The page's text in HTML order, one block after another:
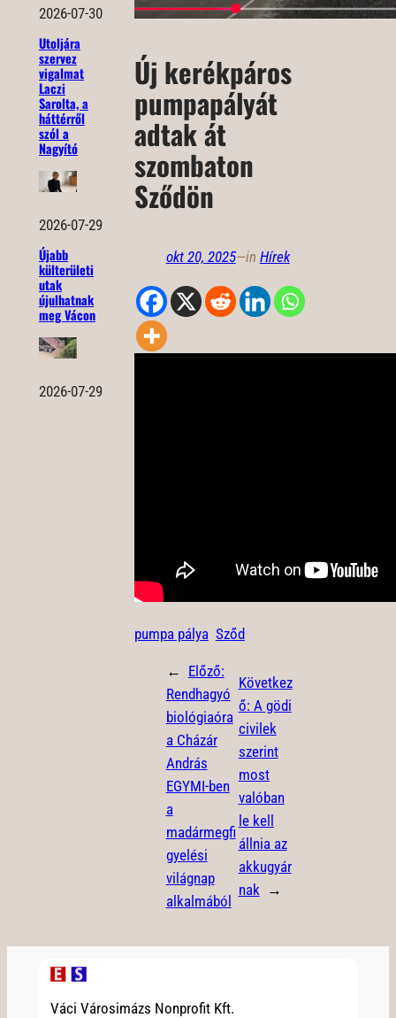
2026-07-30
Utoljára
szervez
vigalmat
Laczi
Sarolta, a
háttérről
szól a
Nagyító
2026-07-29
Újabb
külterületi
utak
újulhatnak
meg Vácon
2026-07-29
Új kerékpáros
pumpapályát
adtak át
szombaton
Sződön
okt 20, 2025—in Hírek
pumpa pálya Sződ
← Előző:
Rendhagyó
biológiaóra
a Cházár
András
EGYMI-ben
a
madármegfi
gyelési
világnap
alkalmából
Következ
ő: A gödi
civilek
szerint
most
valóban
le kell
állnia az
akkugyár
nak →
Váci Városimázs Nonprofit Kft.